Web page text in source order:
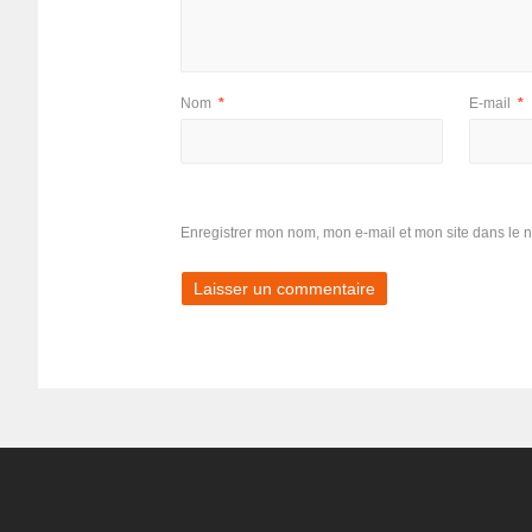
Nom * E-mail *
Enregistrer mon nom, mon e-mail et mon site dans le